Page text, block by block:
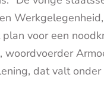
voor een
woordvoerder
dat valt